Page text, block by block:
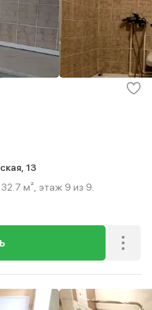
13
м², этаж 9 из 9.